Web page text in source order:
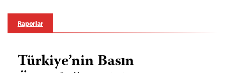
Raporlar
Türkiye’nin Basın